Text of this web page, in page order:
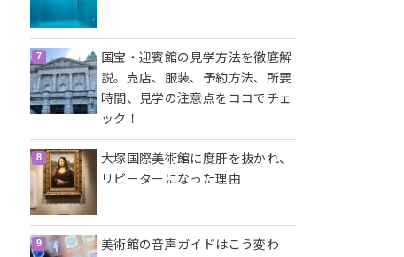
国宝・迎賓館の見学方法を徹底解
説。売店、服装、予約方法、所要
時間、見学の注意点をココでチェ
ック！
大塚国際美術館に度肝を抜かれ、
リピーターになった理由
美術館の音声ガイドはこう変わ